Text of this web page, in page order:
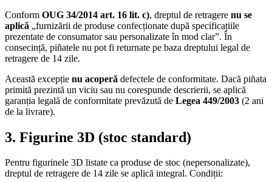
Conform OUG 34/2014 art. 16 lit. c), dreptul de retragere nu se
aplică „furnizării de produse confecționate după specificațiile
prezentate de consumator sau personalizate în mod clar”. În
consecință, piñatele nu pot fi returnate pe baza dreptului legal de
retragere de 14 zile.
Această excepție nu acoperă defectele de conformitate. Dacă piñata
primită prezintă un viciu sau nu corespunde descrierii, se aplică
garanția legală de conformitate prevăzută de Legea 449/2003 (2 ani
de la livrare).
3. Figurine 3D (stoc standard)
Pentru figurinele 3D listate ca produse de stoc (nepersonalizate),
dreptul de retragere de 14 zile se aplică integral. Condiții: